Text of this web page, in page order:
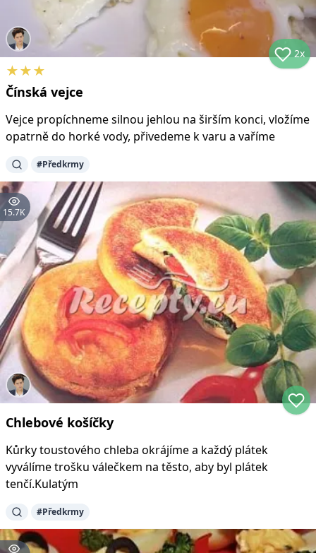
2x
★★★
Čínská vejce
Vejce propíchneme silnou jehlou na širším konci, vložíme
opatrně do horké vody, přivedeme k varu a vaříme
#Předkrmy
15.7K
Chlebové košíčky
Kůrky toustového chleba okrájíme a každý plátek
vyválíme trošku válečkem na těsto, aby byl plátek
tenčí.Kulatým
#Předkrmy